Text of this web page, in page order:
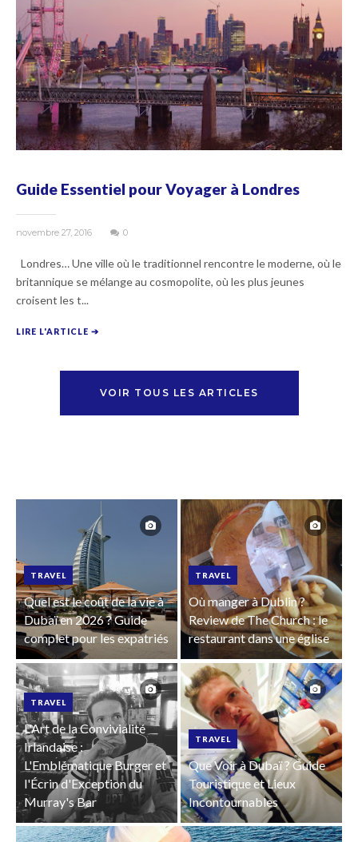
Guide Essentiel pour Voyager à Londres
novembre 27, 2016 0
Londres… Une ville où le traditionnel rencontre le moderne, où le
britannique se mélange au cosmopolite, où les plus jeunes
croisent les t...
LIRE L'ARTICLE ➔
VOIR TOUS LES ARTICLES
TRAVEL
Quel est le coût de la vie à
Dubaï en 2026 ? Guide
complet pour les expatriés
TRAVEL
Où manger à Dublin ?
Review de The Church : le
restaurant dans une église
TRAVEL
L'Art de la Convivialité
Irlandaise :
L'Emblématique Burger et
l'Écrin d'Exception du
Murray's Bar
TRAVEL
Que Voir à Dubaï ? Guide
Touristique et Lieux
Incontournables